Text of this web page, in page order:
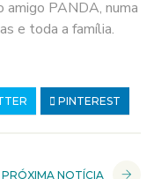
amigo PANDA, numa
e toda a família.
PINTEREST
PRÓXIMA NOTÍCIA